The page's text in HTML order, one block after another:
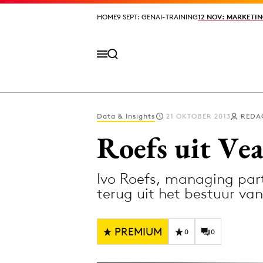
HOME9 SEPT: GENAI-TRAINING12 NOV:
HOME9 SEPT: GENAI-TRAINING12 NOV:
Digital
Diversiteit
Data & Insights 21 OKTOBER 2013
Roefs uit
Ivo Roefs, managing
terug uit het bestuur
PREMIUM 0 0